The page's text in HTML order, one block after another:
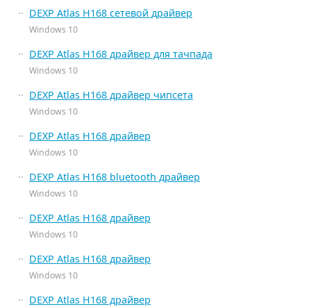
DEXP Atlas H168 сетевой драйвер
Windows 10
DEXP Atlas H168 драйвер для тачпада
Windows 10
DEXP Atlas H168 драйвер чипсета
Windows 10
DEXP Atlas H168 драйвер
Windows 10
DEXP Atlas H168 bluetooth драйвер
Windows 10
DEXP Atlas H168 драйвер
Windows 10
DEXP Atlas H168 драйвер
Windows 10
DEXP Atlas H168 драйвер